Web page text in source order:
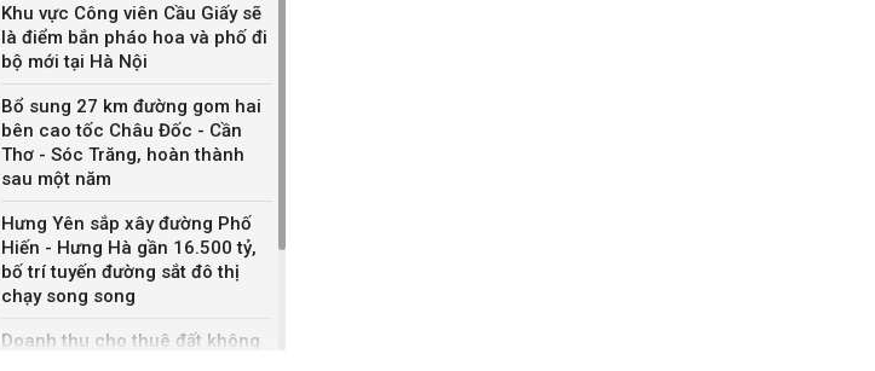
Khu vực Công viên Cầu Giấy sẽ
là điểm bắn pháo hoa và phố đi
bộ mới tại Hà Nội
Bổ sung 27 km đường gom hai
bên cao tốc Châu Đốc - Cần
Thơ - Sóc Trăng, hoàn thành
sau một năm
Hưng Yên sắp xây đường Phố
Hiến - Hưng Hà gần 16.500 tỷ,
bố trí tuyến đường sắt đô thị
chạy song song
Doanh thu cho thuê đất không